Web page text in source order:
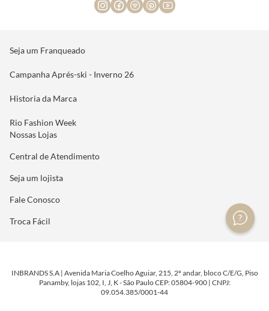
Seja um Franqueado
Campanha Aprés-ski - Inverno 26
Historia da Marca
Rio Fashion Week
Nossas Lojas
Central de Atendimento
Seja um lojista
Fale Conosco
Troca Fácil
INBRANDS S.A | Avenida Maria Coelho Aguiar, 215, 2º andar, bloco C/E/G, Piso
Panamby, lojas 102, I, J, K - São Paulo CEP: 05804-900 | CNPJ:
09.054.385/0001-44